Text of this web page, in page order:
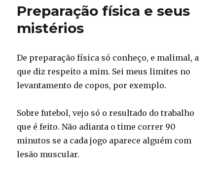
Preparação física e seus
mistérios
De preparação física só conheço, e malimal, a
que diz respeito a mim. Sei meus limites no
levantamento de copos, por exemplo.
Sobre futebol, vejo só o resultado do trabalho
que é feito. Não adianta o time correr 90
minutos se a cada jogo aparece alguém com
lesão muscular.